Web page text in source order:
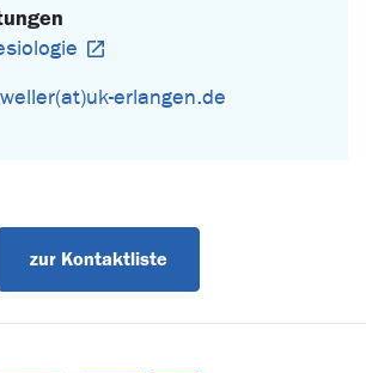
erlangen.de
zur Kontaktliste